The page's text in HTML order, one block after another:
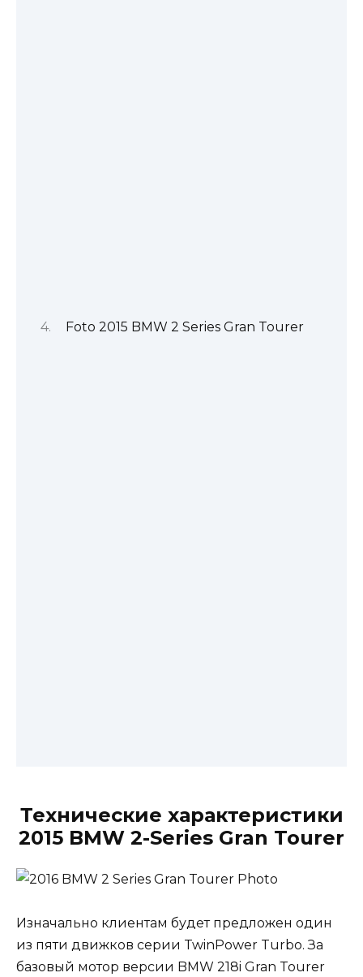
Foto 2015 BMW 2 Series Gran Tourer
Технические характеристики
2015 BMW 2-Series Gran Tourer
Изначально клиентам будет предложен один
из пяти движков серии TwinPower Turbo. За
базовый мотор версии BMW 218i Gran Tourer